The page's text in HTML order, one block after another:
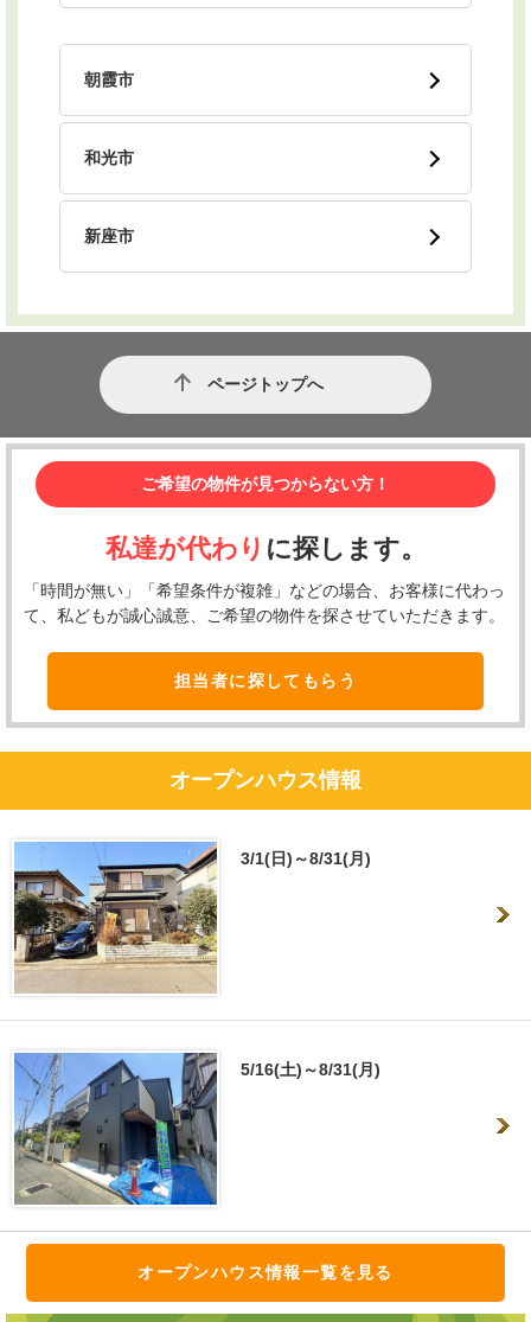
朝霞市
和光市
新座市
ページトップへ
ご希望の物件が見つからない方！
私達が代わり に探します。
「時間が無い」「希望条件が複雑」などの場合、お客様に代わっ
て、私どもが誠心誠意、ご希望の物件を探させていただきます。
担当者に探してもらう
オープンハウス情報
3/1(日)～8/31(月)
5/16(土)～8/31(月)
オープンハウス情報一覧を見る